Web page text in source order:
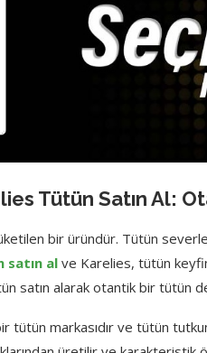
Tütün Satın Al:
bir üründür. Tütün
satın alve Karelies, tütün
satın alarak otantik bir tütün
markasıdır ve tütün